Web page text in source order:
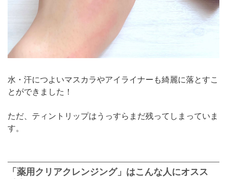
水・汗につよいマスカラやアイライナーも綺麗に落とすこ
とができました！
ただ、ティントリップはうっすらまだ残ってしまっていま
す。
「薬用クリアクレンジング」はこんな人にオスス